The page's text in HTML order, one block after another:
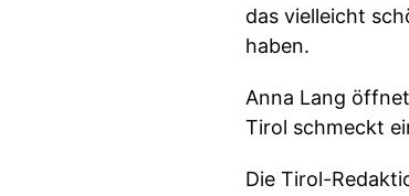
das vielleicht
haben.
Anna Lang
Tirol schmeckt
Die Tirol-